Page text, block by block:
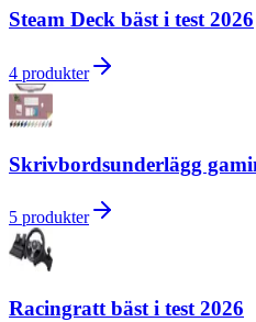
Steam Deck bäst i test 2026
4 produkter
Skrivbordsunderlägg
5 produkter
Racingratt bäst i test 2026